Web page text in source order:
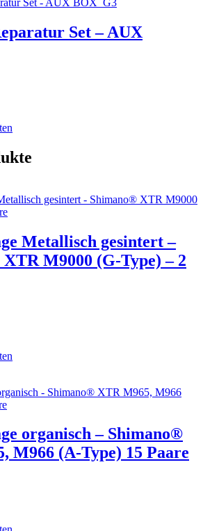
Set – AUX
Metallisch gesintert –
M9000 (G-Type) – 2
organisch – Shimano®
M966 (A-Type) 15 Paare